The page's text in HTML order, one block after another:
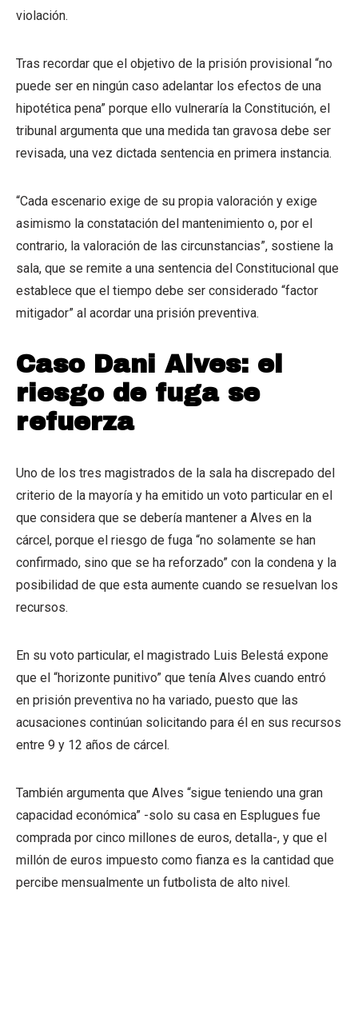
violación.
Tras recordar que el objetivo de la prisión provisional “no
puede ser en ningún caso adelantar los efectos de una
hipotética pena” porque ello vulneraría la Constitución, el
tribunal argumenta que una medida tan gravosa debe ser
revisada, una vez dictada sentencia en primera instancia.
“Cada escenario exige de su propia valoración y exige
asimismo la constatación del mantenimiento o, por el
contrario, la valoración de las circunstancias”, sostiene la
sala, que se remite a una sentencia del Constitucional que
establece que el tiempo debe ser considerado “factor
mitigador” al acordar una prisión preventiva.
Caso Dani Alves: el
riesgo de fuga se
refuerza
Uno de los tres magistrados de la sala ha discrepado del
criterio de la mayoría y ha emitido un voto particular en el
que considera que se debería mantener a Alves en la
cárcel, porque el riesgo de fuga “no solamente se han
confirmado, sino que se ha reforzado” con la condena y la
posibilidad de que esta aumente cuando se resuelvan los
recursos.
En su voto particular, el magistrado Luis Belestá expone
que el “horizonte punitivo” que tenía Alves cuando entró
en prisión preventiva no ha variado, puesto que las
acusaciones continúan solicitando para él en sus recursos
entre 9 y 12 años de cárcel.
También argumenta que Alves “sigue teniendo una gran
capacidad económica” -solo su casa en Esplugues fue
comprada por cinco millones de euros, detalla-, y que el
millón de euros impuesto como fianza es la cantidad que
percibe mensualmente un futbolista de alto nivel.